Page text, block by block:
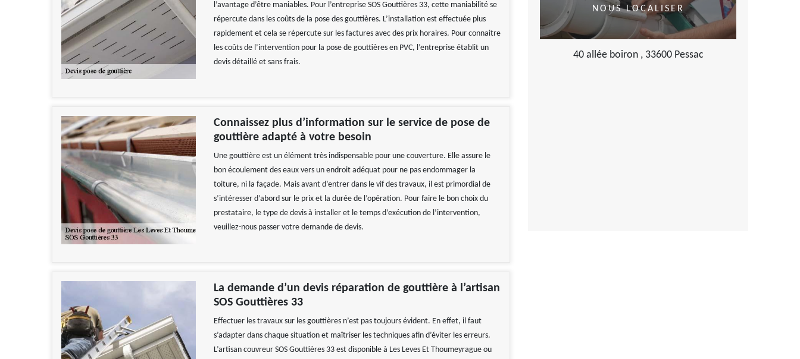
l’avantage d’être maniables. Pour l’entreprise SOS Gouttières 33, cette maniabilité se
répercute dans les coûts de la pose des gouttières. L’installation est effectuée plus
rapidement et cela se répercute sur les factures avec des prix horaires. Pour connaitre
les coûts de l’intervention pour la pose de gouttières en PVC, l’entreprise établit un
devis détaillé et sans frais.
Connaissez plus d’information sur le service de pose de
gouttière adapté à votre besoin
Une gouttière est un élément très indispensable pour une couverture. Elle assure le
bon écoulement des eaux vers un endroit adéquat pour ne pas endommager la
toiture, ni la façade. Mais avant d’entrer dans le vif des travaux, il est primordial de
s’intéresser d’abord sur le prix et la durée de l’opération. Pour faire le bon choix du
prestataire, le type de devis à installer et le temps d’exécution de l’intervention,
veuillez-nous passer votre demande de devis.
La demande d’un devis réparation de gouttière à l’artisan
SOS Gouttières 33
Effectuer les travaux sur les gouttières n’est pas toujours évident. En effet, il faut
s’adapter dans chaque situation et maîtriser les techniques afin d’éviter les erreurs.
L’artisan couvreur SOS Gouttières 33 est disponible à Les Leves Et Thoumeyrague ou
NOUS LOCALISER
40 allée boiron , 33600 Pessac